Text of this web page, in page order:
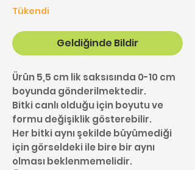
Tükendi
Geldiğinde Bildir
Ürün 5,5 cm lik saksısında 0-10 cm
boyunda gönderilmektedir.
Bitki canlı olduğu için boyutu ve
formu değişiklik gösterebilir.
Her bitki aynı şekilde büyümediği
için görseldeki ile bire bir aynı
olması beklenmemelidir.